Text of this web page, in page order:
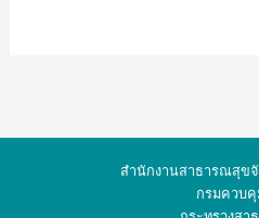
สำนักงานสาธารณสุข
กรมควบคุ